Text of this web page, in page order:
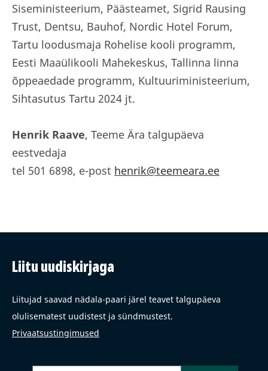
Siseministeerium, Päästeamet, Sigrid Rausing
Trust, Dentsu, Bauhof, Nordic Hotel Forum,
Tartu loodusmaja Rohelise kooli programm,
Eesti Maaülikooli Mahekeskus, Tallinna linna
õppeaedade programm, Kultuuriministeerium,
Sihtasutus Tartu 2024 jt.
Henrik Raave, Teeme Ära talgupäeva
eestvedaja
tel 501 6898, e-post henrik@teemeara.ee
Liitu uudiskirjaga
Liitujad saavad nädala-paari järel teavet talgupäeva
olulisematest uudistest ja sündmustest.
Privaatsustingimused